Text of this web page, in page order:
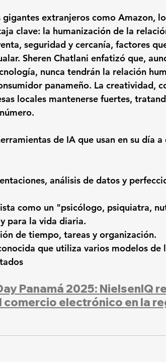
extranjeros como Amazon,
clave: la humanización de la
seguridad y cercanía, factores
Sheren Chatlani enfatizó que,
nunca tendrán la relación
panameño. La creatividad,
locales mantenerse fuertes,
de IA que usan en su día a
análisis de datos y
como un "psicólogo, psiquiatra,
para la vida diaria.
de tiempo, tareas y organización.
que utiliza varios modelos de
Panamá 2025: NielsenIQ
electrónico en la